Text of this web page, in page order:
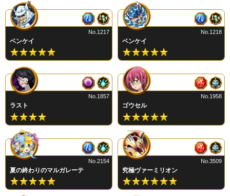
ベンケイ
No.1217
ベンケイ
No.1218
ラスト
No.1857
ゴウセル
No.1958
夏の終わりのマルガレーテ
No.2154
究極ヴァーミリオン
No.3509